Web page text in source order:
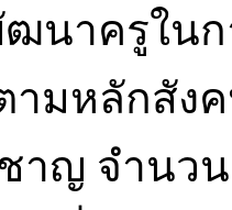
นาครูในก
ามหลักสัง
าญ จำนว